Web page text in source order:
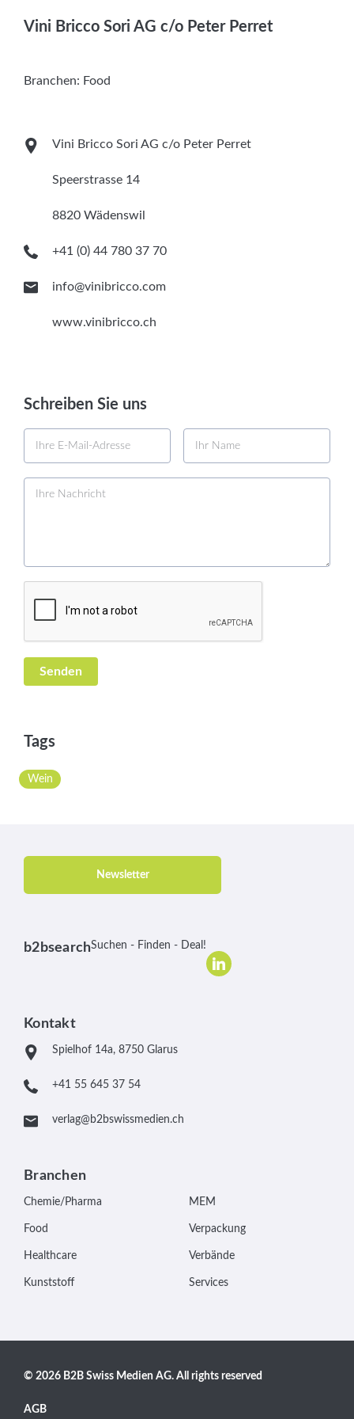
Vini Bricco Sori AG c/o Peter Perret
Branchen: Food
Vini Bricco Sori AG c/o Peter Perret
Speerstrasse 14
8820 Wädenswil
+41 (0) 44 780 37 70
info@vinibricco.com
www.vinibricco.ch
Schreiben Sie uns
Tags
Wein
Newsletter
b2bsearchSuchen - Finden - Deal!
Kontakt
Spielhof 14a, 8750 Glarus
+41 55 645 37 54
verlag@b2bswissmedien.ch
Branchen
Chemie/Pharma
Food
Healthcare
Kunststoff
MEM
Verpackung
Verbände
Services
© 2026 B2B Swiss Medien AG. All rights reserved
AGB